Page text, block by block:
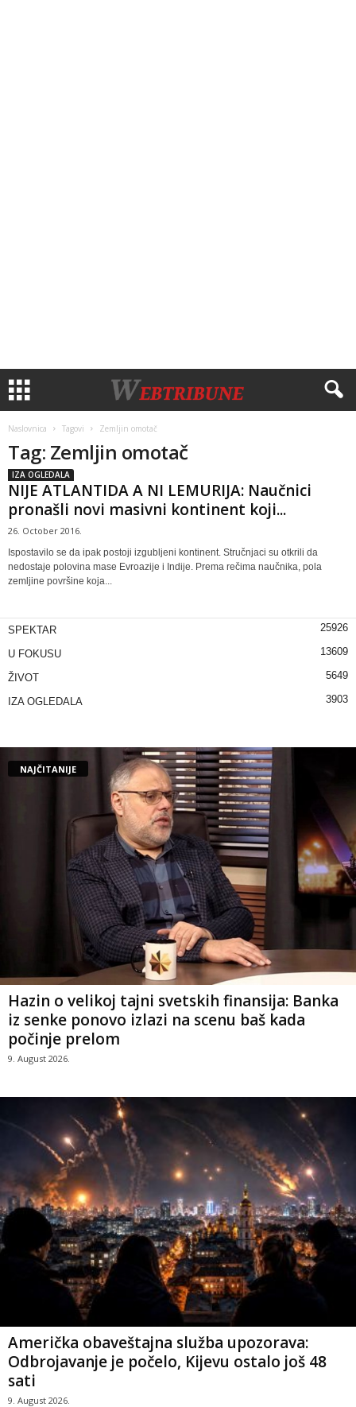
Naslovnica Tagovi Zemljin omotač
Tag: Zemljin omotač
IZA OGLEDALA
NIJE ATLANTIDA A NI LEMURIJA: Naučnici
pronašli novi masivni kontinent koji...
26. October 2016.
Ispostavilo se da ipak postoji izgubljeni kontinent. Stručnjaci su otkrili da
nedostaje polovina mase Evroazije i Indije. Prema rečima naučnika, pola
zemljine površine koja...
SPEKTAR 25926
U FOKUSU 13609
ŽIVOT 5649
IZA OGLEDALA 3903
NAJČITANIJE
Hazin o velikoj tajni svetskih finansija: Banka
iz senke ponovo izlazi na scenu baš kada
počinje prelom
9. August 2026.
Američka obaveštajna služba upozorava:
Odbrojavanje je počelo, Kijevu ostalo još 48
sati
9. August 2026.